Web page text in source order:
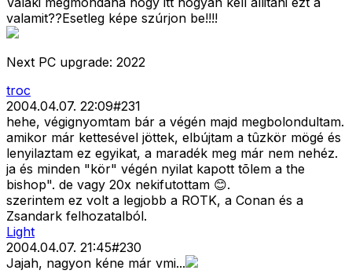
valamit??Esetleg képe szúrjon be!!!!
Next PC upgrade: 2022
troc
2004.04.07. 22:09#231
hehe, végignyomtam bár a végén majd megbolondultam.
amikor már kettesével jöttek, elbújtam a tûzkör mögé és
lenyilaztam ez egyikat, a maradék meg már nem nehéz.
ja és minden "kör" végén nyilat kapott tõlem a the
bishop". de vagy 20x nekifutottam 😊.
szerintem ez volt a legjobb a ROTK, a Conan és a
Zsandark felhozatalból.
Light
2004.04.07. 21:45#230
Jajah, nagyon kéne már vmi...